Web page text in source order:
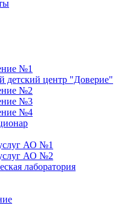
№1
детский центр "Доверие"
№2
№3
№4
АО №1
АО №2
лаборатория